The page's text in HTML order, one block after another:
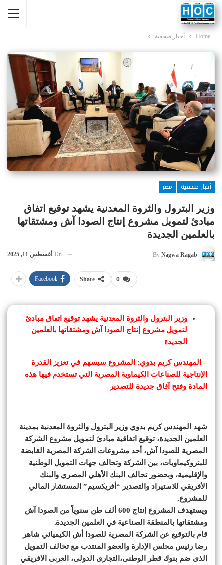
Home أخبار صحفية
أخبار صحفية
مصر
وزير البترول والثروة المعدنية يشهد توقيع اتفاق
مبادئ لتمويل مشروع إنتاج الصودا آش ومشتقاتها
بالعلمين الجديدة
By Nagwa Ragab
On أغسطس 11, 2025
0
Share
Facebook
وزير البترول والثروة المعدنية يشهد توقيع اتفاق مبادئ
لتمويل مشروع إنتاج الصودا آش ومشتقاتها بالعلمين
الجديدة
– المهندس كريم بدوي: المشروع سيسهم في تعزيز القدرة
الإنتاجية للصناعات الكيماوية المصرية التي تستخدم فيها هذه
المادة وفتح آفاق جديدة للتصدير
شهد المهندس كريم بدوي وزير البترول والثروة المعدنية بمدينة
العلمين الجديدة، توقيع اتفاقية مبادئ لتمويل مشروع الشركة
المصرية للصودا آش، أحد مشروعات الشركة المصرية القابضة
للبتروكيماويات، بين الشركة وتحالف جهات التمويل الوطنية
والإقليمية، وبحضور تحالف البنك الأهلي المصري والبنك
الأفريقي للاستيراد والتصدير “أفريكسيم” المستشار المالي
للمشروع.
ويستهدف المشروع إنتاج 600 ألف طن سنوياً من الصودا آش
ومشتقاتها بالمنطقة الصناعية في العلمين الجديدة.
قام بالتوقيع عن الشركة المصرية للصودا أش الكيميائي شاهر
رضا رئيس مجلس الإدارة والعضو المنتدب مع تحالف التمويل
الذى ضم بنوك قطر الوطنى،التجارى الدولى، العربى الافريقي